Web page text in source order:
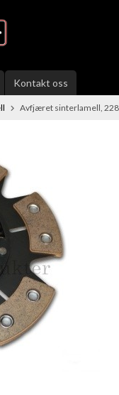
Kontakt oss
Avfjæret sinterlamell,